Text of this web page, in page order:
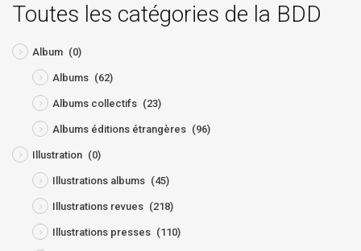
Toutes les catégories de la BDD
Album (0)
Albums (62)
Albums collectifs (23)
Albums éditions étrangères (96)
Illustration (0)
Illustrations albums (45)
Illustrations revues (218)
Illustrations presses (110)